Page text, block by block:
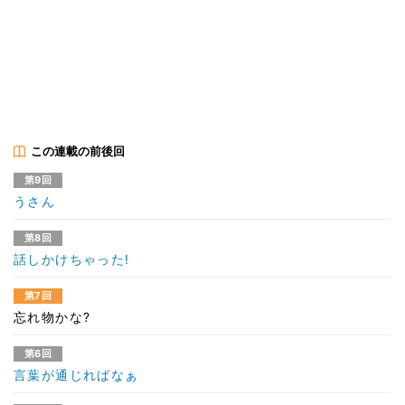
この連載の前後回
第9回
うさん
第8回
話しかけちゃった!
第7回
忘れ物かな?
第6回
言葉が通じればなぁ